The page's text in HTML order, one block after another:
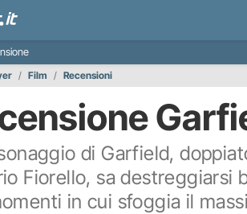
Film Recensioni
di Garfield,
Fiorello, sa destreggiarsi
in cui sfoggia il